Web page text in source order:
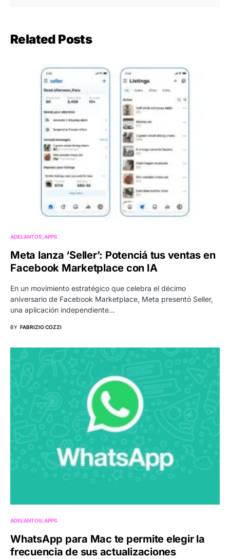
Related Posts
ADELANTOS APPS
Meta lanza ‘Seller’: Potenciá tus ventas en
Facebook Marketplace con IA
En un movimiento estratégico que celebra el décimo
aniversario de Facebook Marketplace, Meta presentó Seller,
una aplicación independiente…
BY FABRIZIO COZZI
ADELANTOS APPS
WhatsApp para Mac te permite elegir la
frecuencia de sus actualizaciones